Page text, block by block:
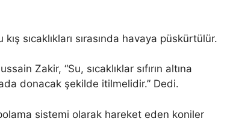
sıcaklıkları sırasında havaya püskürtülür.
Zakir, “Su, sıcaklıklar sıfırın altına
donacak şekilde itilmelidir.” Dedi.
sistemi olarak hareket eden koniler